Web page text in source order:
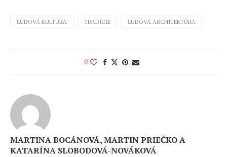
ĽUDOVÁ KULTÚRA TRADÍCIE ĽUDOVÁ ARCHITEKTÚRA
0
MARTINA BOCÁNOVÁ, MARTIN PRIEČKO A
KATARÍNA SLOBODOVÁ-NOVÁKOVÁ